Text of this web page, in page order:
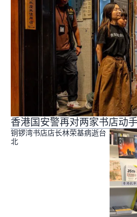
香港国安警再对两家书店动
铜锣湾书店店长林荣基病逝台
北